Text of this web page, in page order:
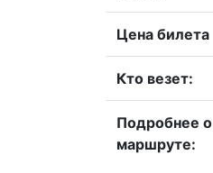
Цена билета
Кто везет:
Подробнее о
маршруте: